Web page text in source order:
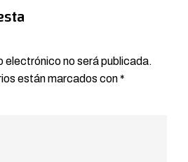
electrónico no será publicada.
están marcados con*